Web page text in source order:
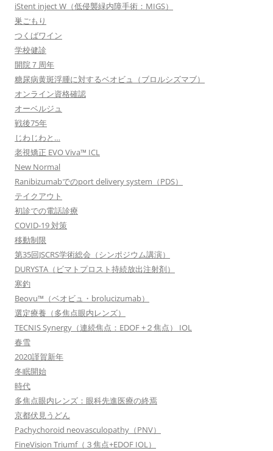
iStent inject W（低侵襲緑内障手術：MIGS）
巣ごもり
つくばワイン
学校健診
開院７周年
糖尿病黄斑浮腫に対するベオビュ（ブロルシズマブ）
オンライン資格確認
オーベルジュ
戦後75年
じわじわと…
老視矯正 EVO Viva™ ICL
New Normal
Ranibizumabでのport delivery system（PDS）
テイクアウト
初診での電話診療
COVID-19 対策
移動制限
第35回JSCRS学術総会（シンポジウム講演）
DURYSTA（ビマトプロスト持続放出注射剤）
寒釣
Beovu™（ベオビュ・brolucizumab）
選定療養（多焦点眼内レンズ）
TECNIS Synergy（連続焦点：EDOF +２焦点） IOL
春雪
2020謹賀新年
冬眠開始
時代
多焦点眼内レンズ：眼科先進医療の終焉
京都伏見うどん
Pachychoroid neovasculopathy（PNV）
FineVision Triumf（３焦点+EDOF IOL）